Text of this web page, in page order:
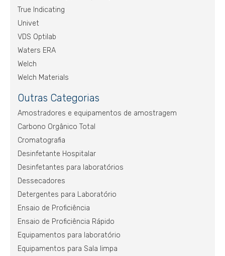
True Indicating
Univet
VDS Optilab
Waters ERA
Welch
Welch Materials
Outras Categorias
Amostradores e equipamentos de amostragem
Carbono Orgânico Total
Cromatografia
Desinfetante Hospitalar
Desinfetantes para laboratórios
Dessecadores
Detergentes para Laboratório
Ensaio de Proficiência
Ensaio de Proficiência Rápido
Equipamentos para laboratório
Equipamentos para Sala limpa